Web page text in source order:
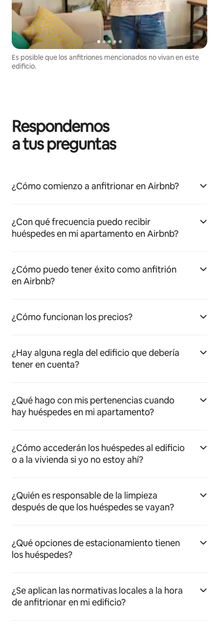
Es posible que los anfitriones mencionados no vivan en este
edificio.
Respondemos
a tus preguntas
¿Cómo comienzo a anfitrionar en Airbnb?
¿Con qué frecuencia puedo recibir
huéspedes en mi apartamento en Airbnb?
¿Cómo puedo tener éxito como anfitrión
en Airbnb?
¿Cómo funcionan los precios?
¿Hay alguna regla del edificio que debería
tener en cuenta?
¿Qué hago con mis pertenencias cuando
hay huéspedes en mi apartamento?
¿Cómo accederán los huéspedes al edificio
o a la vivienda si yo no estoy ahí?
¿Quién es responsable de la limpieza
después de que los huéspedes se vayan?
¿Qué opciones de estacionamiento tienen
los huéspedes?
¿Se aplican las normativas locales a la hora
de anfitrionar en mi edificio?